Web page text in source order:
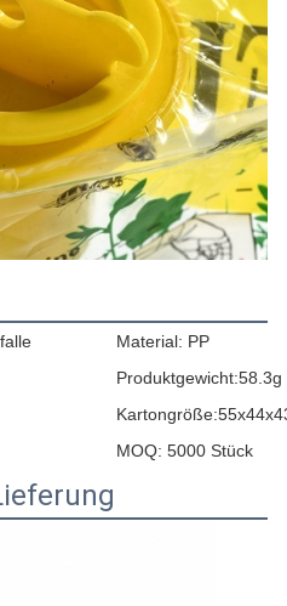
Material: PP
Produktgewicht:58.3g
MOQ: 5000 Stück